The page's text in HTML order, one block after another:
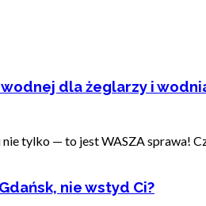
dla żeglarzy i
tylko — to jest WASZA sprawa!
nie wstyd Ci?